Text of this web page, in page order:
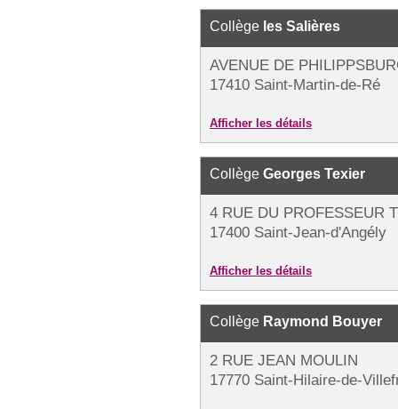
Collège les Salières
AVENUE DE
17410 Saint-Martin-de-Ré
Afficher les détails
Collège Georges Texier
4 RUE DU PROFESSEUR
17400 Saint-Jean-d'Angély
Afficher les détails
Collège Raymond Bouyer
2 RUE JEAN MOULIN
17770 Saint-Hilaire-de-